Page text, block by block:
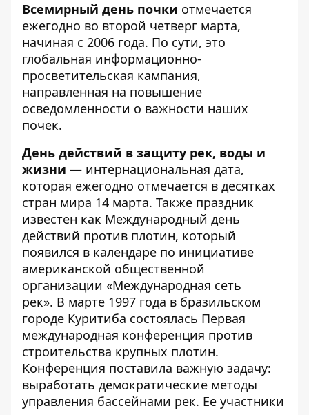
Всемирный день почки отмечается
ежегодно во второй четверг марта,
начиная с 2006 года. По сути, это
глобальная информационно-
просветительская кампания,
направленная на повышение
осведомленности о важности наших
почек.
День действий в защиту рек, воды и
жизни — интернациональная дата,
которая ежегодно отмечается в десятках
стран мира 14 марта. Также праздник
известен как Международный день
действий против плотин, который
появился в календаре по инициативе
американской общественной
организации «Международная сеть
рек». В марте 1997 года в бразильском
городе Куритиба состоялась Первая
международная конференция против
строительства крупных плотин.
Конференция поставила важную задачу:
выработать демократические методы
управления бассейнами рек. Ее участники